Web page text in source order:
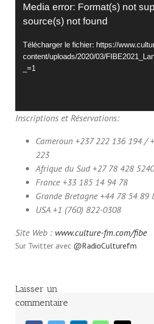
Lecteur
vidéo
Media error: Format(s) not
source(s) not found
Télécharger le fichier: https://
content/uploads/2020/03/
_=1
Inscriptions et Réservations:
Cameroun +237 222 136 194 /
223
Afrique du Sud +27 78 428 5240
France +33 185 14 94 78
Grande Bretagne +44 78 54 89
USA +1 (760) 822-0308
Site Web : www.culture-fm.com/fibe
Sur Twitter avec @RadioCulturefm
Laisser un
commentaire